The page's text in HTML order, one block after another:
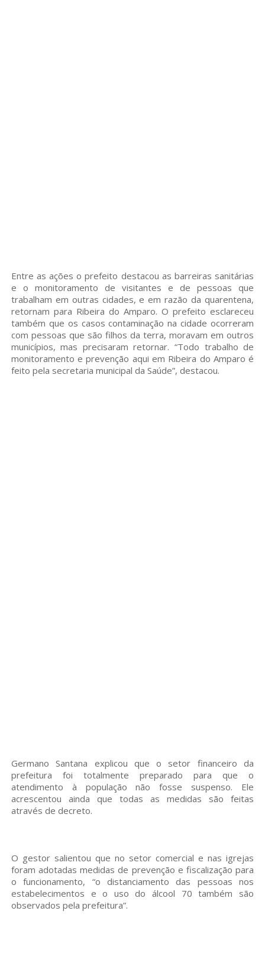
Entre as ações o prefeito destacou as barreiras sanitárias
e o monitoramento de visitantes e de pessoas que
trabalham em outras cidades, e em razão da quarentena,
retornam para Ribeira do Amparo. O prefeito esclareceu
também que os casos contaminação na cidade ocorreram
com pessoas que são filhos da terra, moravam em outros
municípios, mas precisaram retornar. “Todo trabalho de
monitoramento e prevenção aqui em Ribeira do Amparo é
feito pela secretaria municipal da Saúde”, destacou.
Germano Santana explicou que o setor financeiro da
prefeitura foi totalmente preparado para que o
atendimento à população não fosse suspenso. Ele
acrescentou ainda que todas as medidas são feitas
através de decreto.
O gestor salientou que no setor comercial e nas igrejas
foram adotadas medidas de prevenção e fiscalização para
o funcionamento, “o distanciamento das pessoas nos
estabelecimentos e o uso do álcool 70 também são
observados pela prefeitura”.